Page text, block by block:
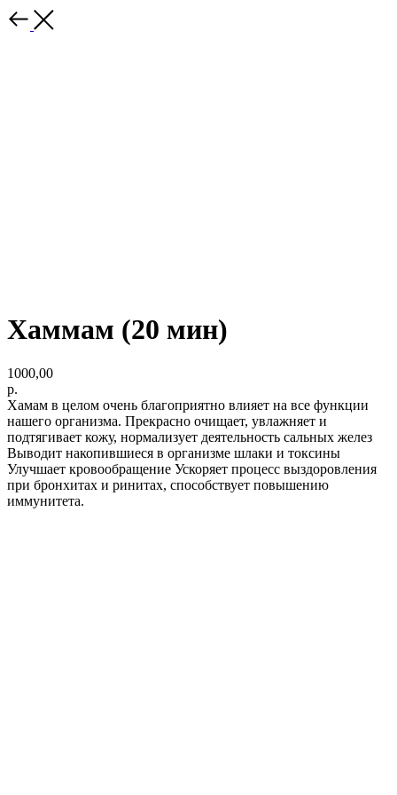
Хаммам (20 мин)
1000,00
р.
Хамам в целом очень благоприятно влияет на все функции
нашего организма. Прекрасно очищает, увлажняет и
подтягивает кожу, нормализует деятельность сальных желез
Выводит накопившиеся в организме шлаки и токсины
Улучшает кровообращение Ускоряет процесс выздоровления
при бронхитах и ринитах, способствует повышению
иммунитета.